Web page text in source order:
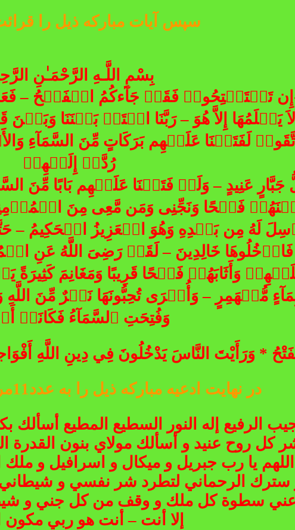
سپس آیات مبارکه ذیل را
بِسْمِ اللَّـهِ الرَّحْمَـٰنِ
-إِن تَسۡتَفۡتِحُوا۟ فَقَدۡ جَآءكُمُ الۡفَتۡحُ
يَعۡلَمُهَا إِلاَّ هُوَ – رَبَّنَا افۡتَحۡ بَيۡنَنَا
لَفَتَحۡنَا عَلَيۡهِم بَرَكَاتٍ مِّنَ السَّمَآءِ
رُدَّتۡ إِلَيۡهِمۡ
عَنِيدٍ – وَلَوۡ فَتَحۡنَا عَلَيۡهِم بَابًا مِّنَ
فَتۡحًا وَنَجِّنِى وَمَن مَّعِى مِنَ
لَهُ مِن بَعۡدِهِ وَهُوَ الۡعَزِيزُ الۡحَكِيمُ – حَتَّىٓ
خَالِدِينَ – لَقَدۡ رَضِىَ اللَّهُ عَنِ
وَأَثَابَهُمۡ فَتۡحًا قَرِيبًا وَمَغَانِمَ كَثِيرَةً
بِمَآءٍ مُّنۡهَمِرٍ – وَأُخۡرَى تُحِبُّونَهَا نَصۡرٌ مِّنَ
وَفُتِحَتِ ٱلسَّمَآءُ فَكَانَتۡ
* وَرَأَيْتَ النَّاسَ يَدْخُلُونَ فِي دِينِ اللَّهِ
در نهایت ادعیه مبارکه ذیل را به عدد11مرتبه قرائت مینمایید
الرفيع إله النور السطيع المطيع
كل روح عنيد و أسألك مولاي بنون القدرة
اللهم يا رب جبريل و ميكال و اسرافيل و
سترك الرحماني لتطرد شر نفسي و شيطاني
عني سطوة كل ملك و وقف من كل جني و
إلا أنت – أنت هو ربي مكون